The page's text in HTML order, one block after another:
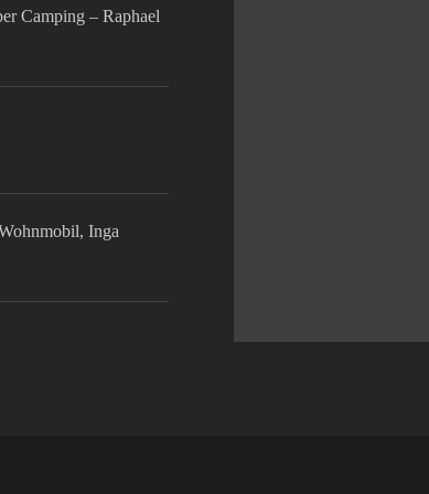
Camping – Raphael
Inga